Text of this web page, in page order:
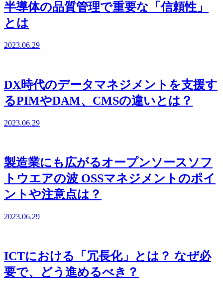
半導体の品質管理で重要な「信頼性」
とは
2023.06.29
DX時代のデータマネジメントを支援す
るPIMやDAM、CMSの違いとは？
2023.06.29
製造業にも広がるオープンソースソフ
トウエアの波 OSSマネジメントのポイ
ントや注意点は？
2023.06.29
ICTにおける「冗長化」とは？ なぜ必
要で、どう進めるべき？